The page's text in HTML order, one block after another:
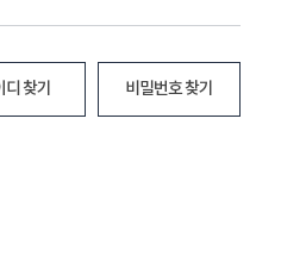
찾기 비밀번호 찾기